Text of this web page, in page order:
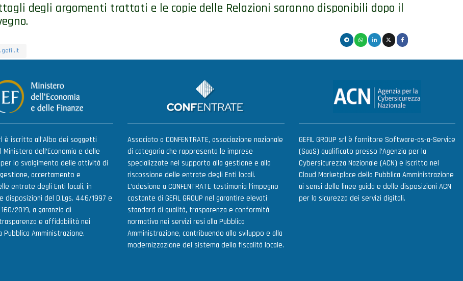
degli argomenti trattati e le copie delle Relazioni saranno disponibili dopo il
è iscritta all’Albo dei soggetti
dell’Economia e delle
per lo svolgimento delle attività di
accertamento e
entrate degli Enti locali, in
disposizioni del D.Lgs. 446/1997 e
2019, a garanzia di
e affidabilità nei
Amministrazione.
Associato a CONFENTRATE, associazione nazionale
di categoria che rappresenta le imprese
specializzate nel supporto alla gestione e alla
riscossione delle entrate degli Enti locali.
L’adesione a CONFENTRATE testimonia l’impegno
costante di GEFIL GROUP nel garantire elevati
standard di qualità, trasparenza e conformità
normativa nei servizi resi alla Pubblica
Amministrazione, contribuendo allo sviluppo e alla
modernizzazione del sistema della fiscalità locale.
GEFIL GROUP srl è fornitore Software-as-a-Service
(SaaS) qualificato presso l’Agenzia per la
Cybersicurezza Nazionale (ACN) e iscritto nel
Cloud Marketplace della Pubblica Amministrazione
ai sensi delle linee guida e delle disposizioni ACN
per la sicurezza dei servizi digitali.